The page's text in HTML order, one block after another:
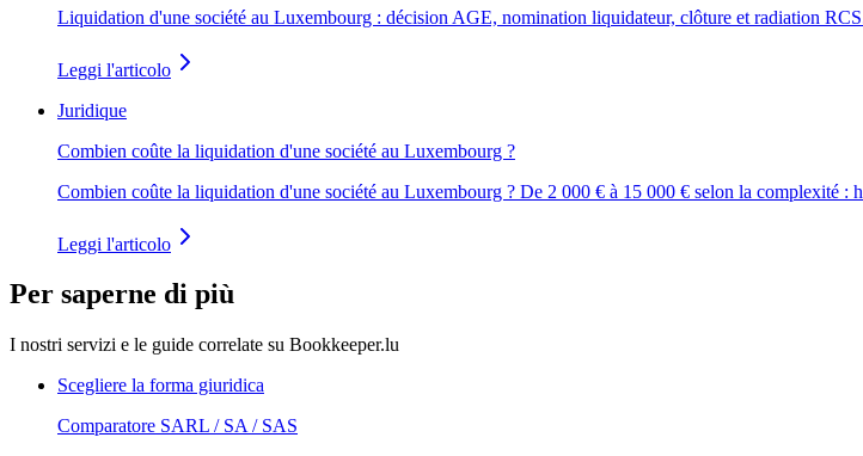
Liquidation d'une société au Luxembourg : décision AGE, nomination liquidateur, clôture et radiation
Leggi l'articolo
Juridique
Combien coûte la liquidation d'une société au Luxembourg ?
Combien coûte la liquidation d'une société au Luxembourg ? De 2 000 € à 15 000 € selon la complexité :
Leggi l'articolo
Per saperne di più
I nostri servizi e le guide correlate su Bookkeeper.lu
Scegliere la forma giuridica
Comparatore SARL / SA / SAS